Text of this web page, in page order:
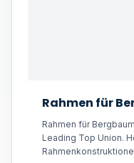
Rahmen für
Rahmen für
Leading Top Union.